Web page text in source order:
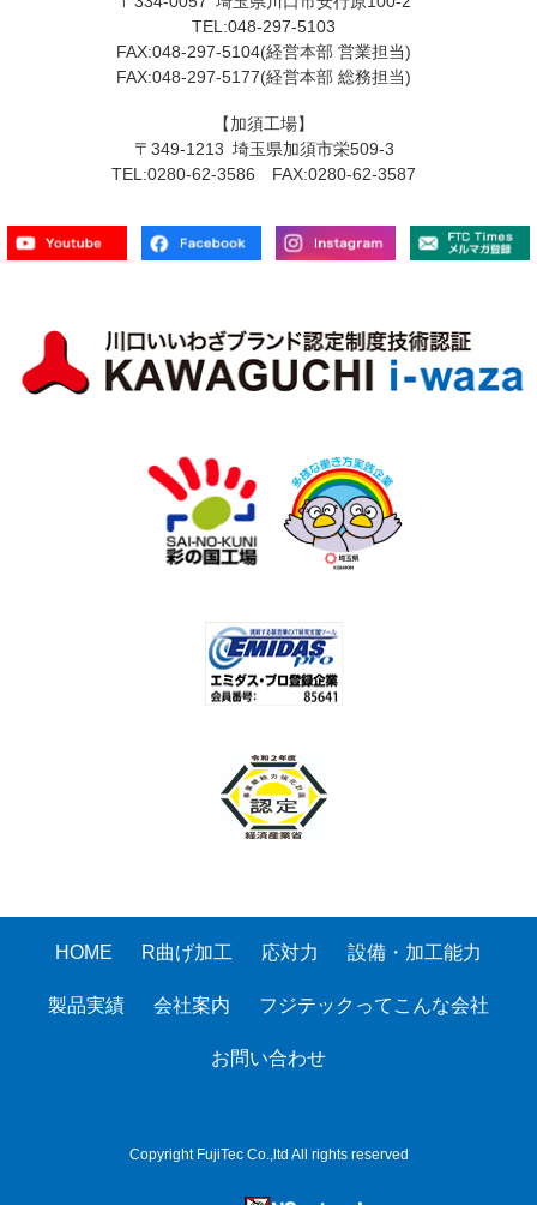
TEL:048-297-5103
FAX:048-297-5104(経営本部 営業担当)
FAX:048-297-5177(経営本部 総務担当)
【加須工場】
〒349-1213 埼玉県加須市栄509-3
TEL:0280-62-3586 FAX:0280-62-3587
HOME R曲げ加工 応対力 設備・加工能力
製品実績 会社案内 フジテックってこんな会社
お問い合わせ
Copyright FujiTec Co.,ltd All rights reserved